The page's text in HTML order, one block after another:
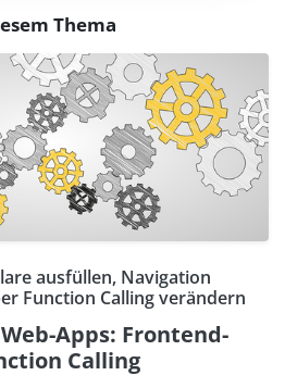
Thema
ausfüllen, Navigation
Function Calling verändern
Apps: Frontend-
Calling